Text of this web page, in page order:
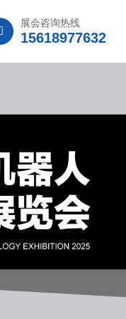
展会咨询热线
15618977632